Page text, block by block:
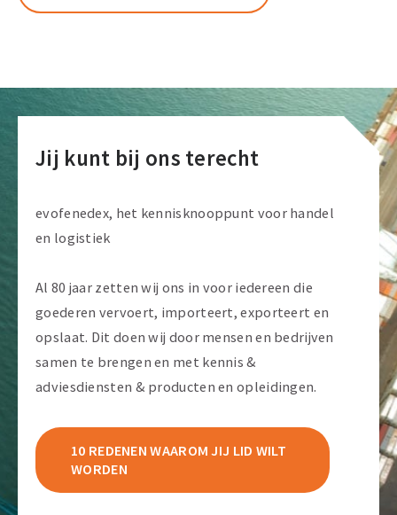
Jij kunt bij ons terecht
evofenedex, het kennisknooppunt voor handel
en logistiek
Al 80 jaar zetten wij ons in voor iedereen die
goederen vervoert, importeert, exporteert en
opslaat. Dit doen wij door mensen en bedrijven
samen te brengen en met kennis &
adviesdiensten & producten en opleidingen.
10 REDENEN WAAROM JIJ LID WILT
WORDEN